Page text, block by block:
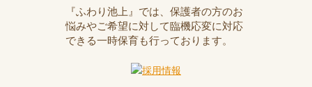
『ふわり池上』では、保護者の方のお
悩みやご希望に対して臨機応変に対応
できる一時保育も行っております。